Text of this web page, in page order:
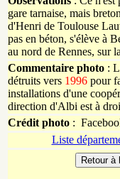
gare tarnaise, mais
d'Henri de Toulouse
pas en béton, s'élève à
au nord de Rennes, sur
Commentaire photo :
détruits vers 1996 pour
installations d'une
direction d'Albi est à
Crédit photo :
Liste